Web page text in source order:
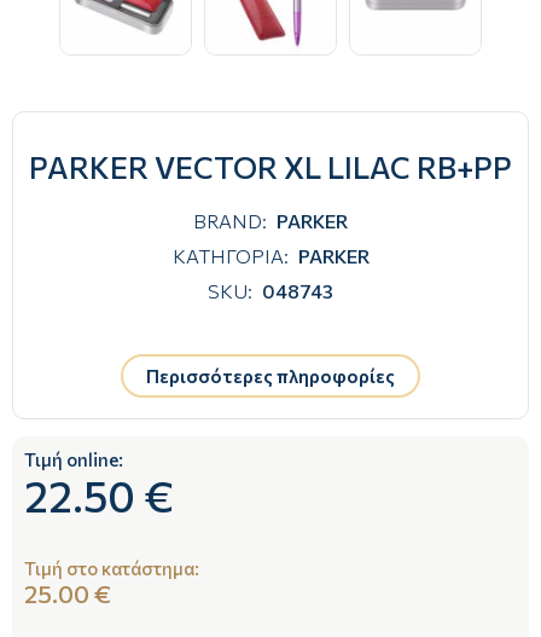
PARKER VECTOR XL LILAC RB+PP
BRAND: PARKER
ΚΑΤΗΓΟΡΙΑ: PARKER
SKU: 048743
Περισσότερες πληροφορίες
Τιμή online:
22.50 €
Τιμή στο κατάστημα:
25.00 €